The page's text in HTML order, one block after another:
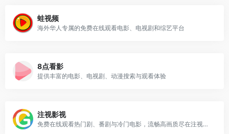
蛙视频
海外华人专属的免费在线观看电影、电视剧和综艺平台
8点看影
提供丰富的电影、电视剧、动漫搜索与观看体验
注视影视
免费在线观看热门剧、番剧与冷门电影，流畅高画质尽在注视影视